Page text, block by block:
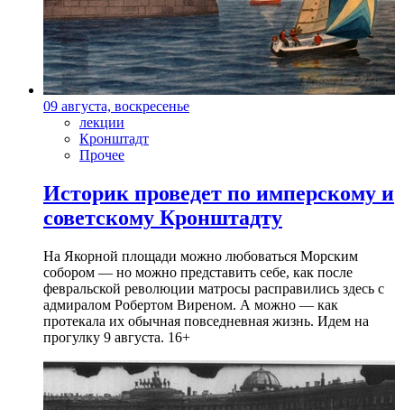
09 августа, воскресенье
лекции
Кронштадт
Прочее
Историк проведет по имперскому и
советскому Кронштадту
На Якорной площади можно любоваться Морским
собором — но можно представить себе, как после
февральской революции матросы расправились здесь с
адмиралом Робертом Виреном. А можно — как
протекала их обычная повседневная жизнь. Идем на
прогулку 9 августа. 16+